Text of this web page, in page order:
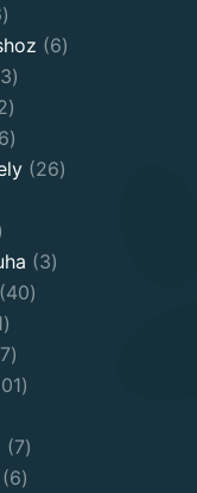
96
products
66
33
products
12
products
16
products
2626
33
4040
31
products
27
products
101
77
products
66